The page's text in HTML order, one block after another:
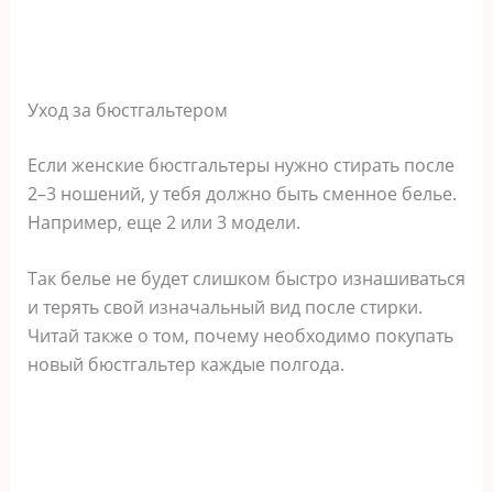
Уход за бюстгальтером
Если женские бюстгальтеры нужно стирать после
2–3 ношений, у тебя должно быть сменное белье.
Например, еще 2 или 3 модели.
Так белье не будет слишком быстро изнашиваться
и терять свой изначальный вид после стирки.
Читай также о том, почему необходимо покупать
новый бюстгальтер каждые полгода.